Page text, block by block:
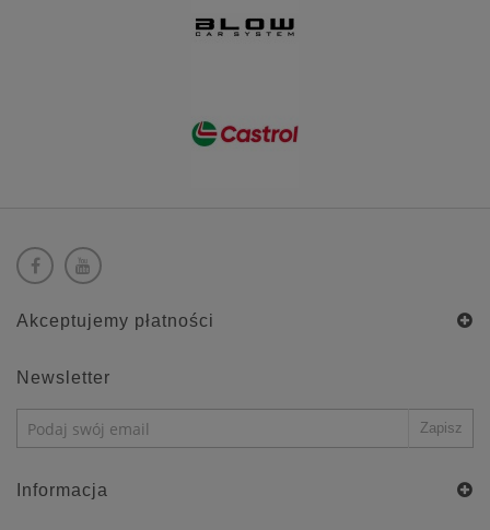
Akceptujemy płatności
Newsletter
Informacja